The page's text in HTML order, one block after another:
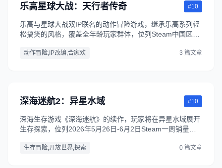
乐高星球大战：天行者传奇 #10
乐高与星球大战双IP联名的动作冒险游戏，继承乐高系列轻
松搞笑的风格，覆盖全年龄玩家群体，位列Steam中国区畅
动作冒险,IP改编,合家欢 3 篇文章
深海迷航2：异星水域 #10
深海生存游戏《深海迷航》的续作，玩家将在异星水域展开
生存探索，位列2026年5月26日-6月2日Steam一周销量榜
生存冒险,开放世界,探索 0 篇文章